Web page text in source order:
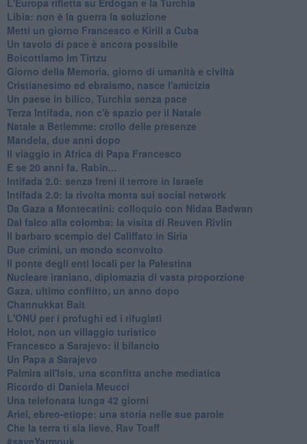
Libia: non è la guerra la soluzione
Metti un giorno Francesco e Kirill a Cuba
Un tavolo di pace è ancora possibile
Boicottiamo Im Tirtzu
Giorno della Memoria, giorno di umanità e civiltà
Cristianesimo ed ebraismo, nasce l'amicizia
Un paese in bilico, Turchia senza pace
Terza Intifada, non c'è spazio per il Natale
Natale a Betlemme: crollo delle presenze
Mandela, due anni dopo
Il viaggio in Africa di Papa Francesco
E se 20 anni fa, Rabin...
Intifada 2.0: senza freni il terrore in Israele
Intifada 2.0: la rivolta monta sui social network
Da Gaza a Montecatini: colloquio con Nidaa Badwan
Dal falco alla colomba: la visita di Reuven Rivlin
Il barbaro scempio del Califfato in Siria
Due crimini, un mondo sconvolto
Il ponte degli enti locali per la Palestina
Nucleare iraniano, diplomazia di vasta proporzione
Gaza, ultimo conflitto, un anno dopo
Channukkat Bait
L'ONU per i profughi ed i rifugiati
Holot, non un villaggio turistico
Francesco a Sarajevo: il bilancio
Un Papa a Sarajevo
Palmira all'Isis, una sconfitta anche mediatica
Ricordo di Daniela Meucci
​Una telefonata lunga 42 giorni
​Ariel, ebreo-etiope: una storia nelle sue parole
Che la terra ti sia lieve, Rav Toaff
​#saveYarmouk